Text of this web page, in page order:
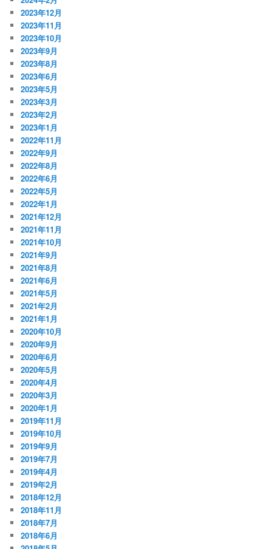
2023年12月
2023年11月
2023年10月
2023年9月
2023年8月
2023年6月
2023年5月
2023年3月
2023年2月
2023年1月
2022年11月
2022年9月
2022年8月
2022年6月
2022年5月
2022年1月
2021年12月
2021年11月
2021年10月
2021年9月
2021年8月
2021年6月
2021年5月
2021年2月
2021年1月
2020年10月
2020年9月
2020年6月
2020年5月
2020年4月
2020年3月
2020年1月
2019年11月
2019年10月
2019年9月
2019年7月
2019年4月
2019年2月
2018年12月
2018年11月
2018年7月
2018年6月